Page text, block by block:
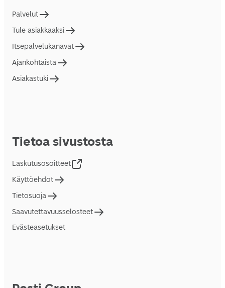
Palvelut
Tule asiakkaaksi
Itsepalvelukanavat
Ajankohtaista
Asiakastuki
Tietoa sivustosta
Laskutusosoitteet
Käyttöehdot
Tietosuoja
Saavutettavuusselosteet
Evästeasetukset